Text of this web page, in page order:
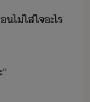
ไ่ใส่ใจ​ะไร​